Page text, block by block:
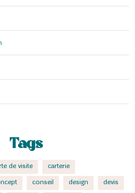
Tags
de visite carterie
conseil design devis